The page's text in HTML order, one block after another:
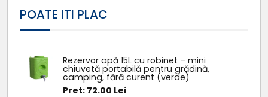
POATE ITI PLAC
Rezervor apă 15L cu robinet – mini
chiuvetă portabilă pentru grădină,
camping, fără curent (verde)
Pret: 72.00 Lei